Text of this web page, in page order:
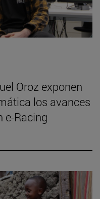
Oroz exponen
los avances
e-Racing